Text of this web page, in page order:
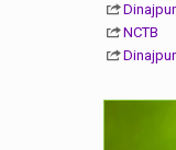
NCTB